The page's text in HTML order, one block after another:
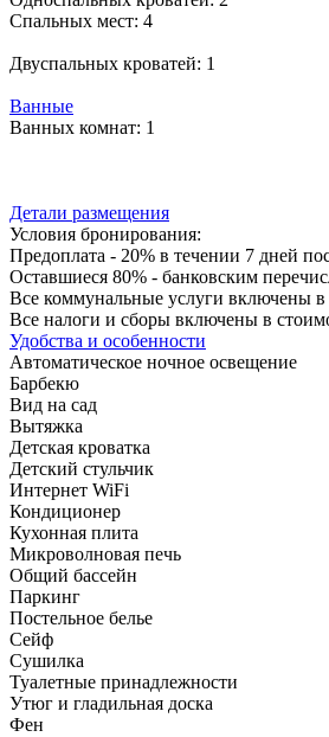
Спальных мест: 4
Двуспальных кроватей: 1
Ванные
Ванных комнат: 1
Детали размещения
Условия бронирования:
Предоплата - 20% в течении 7 дней
Оставшиеся 80% - банковским
Все коммунальные услуги включены в
Все налоги и сборы включены в
Удобства и особенности
Автоматическое ночное освещение
Барбекю
Вид на сад
Вытяжка
Детская кроватка
Детский стульчик
Интернет WiFi
Кондиционер
Кухонная плита
Микроволновая печь
Общий бассейн
Паркинг
Постельное белье
Сейф
Сушилка
Туалетные принадлежности
Утюг и гладильная доска
Фен